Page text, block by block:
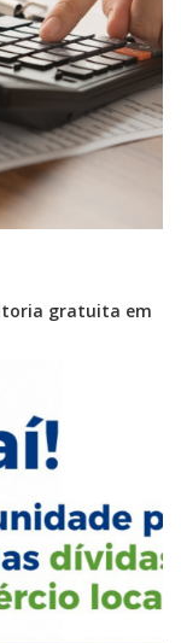
gratuita em